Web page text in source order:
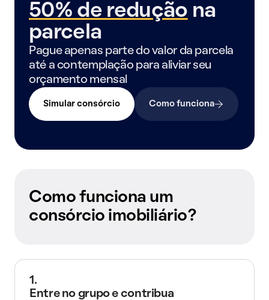
50% de redução na
parcela
Pague apenas parte do valor da parcela
até a contemplação para aliviar seu
orçamento mensal
Simular consórcio Como funciona
Como funciona um
consórcio imobiliário?
1.
Entre no grupo e contribua